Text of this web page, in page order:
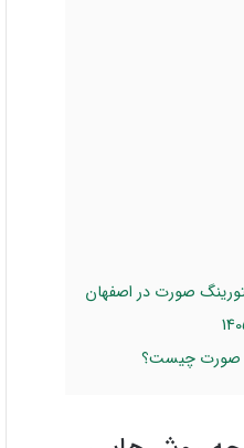
صورت در اصفهان
صورت چیست؟